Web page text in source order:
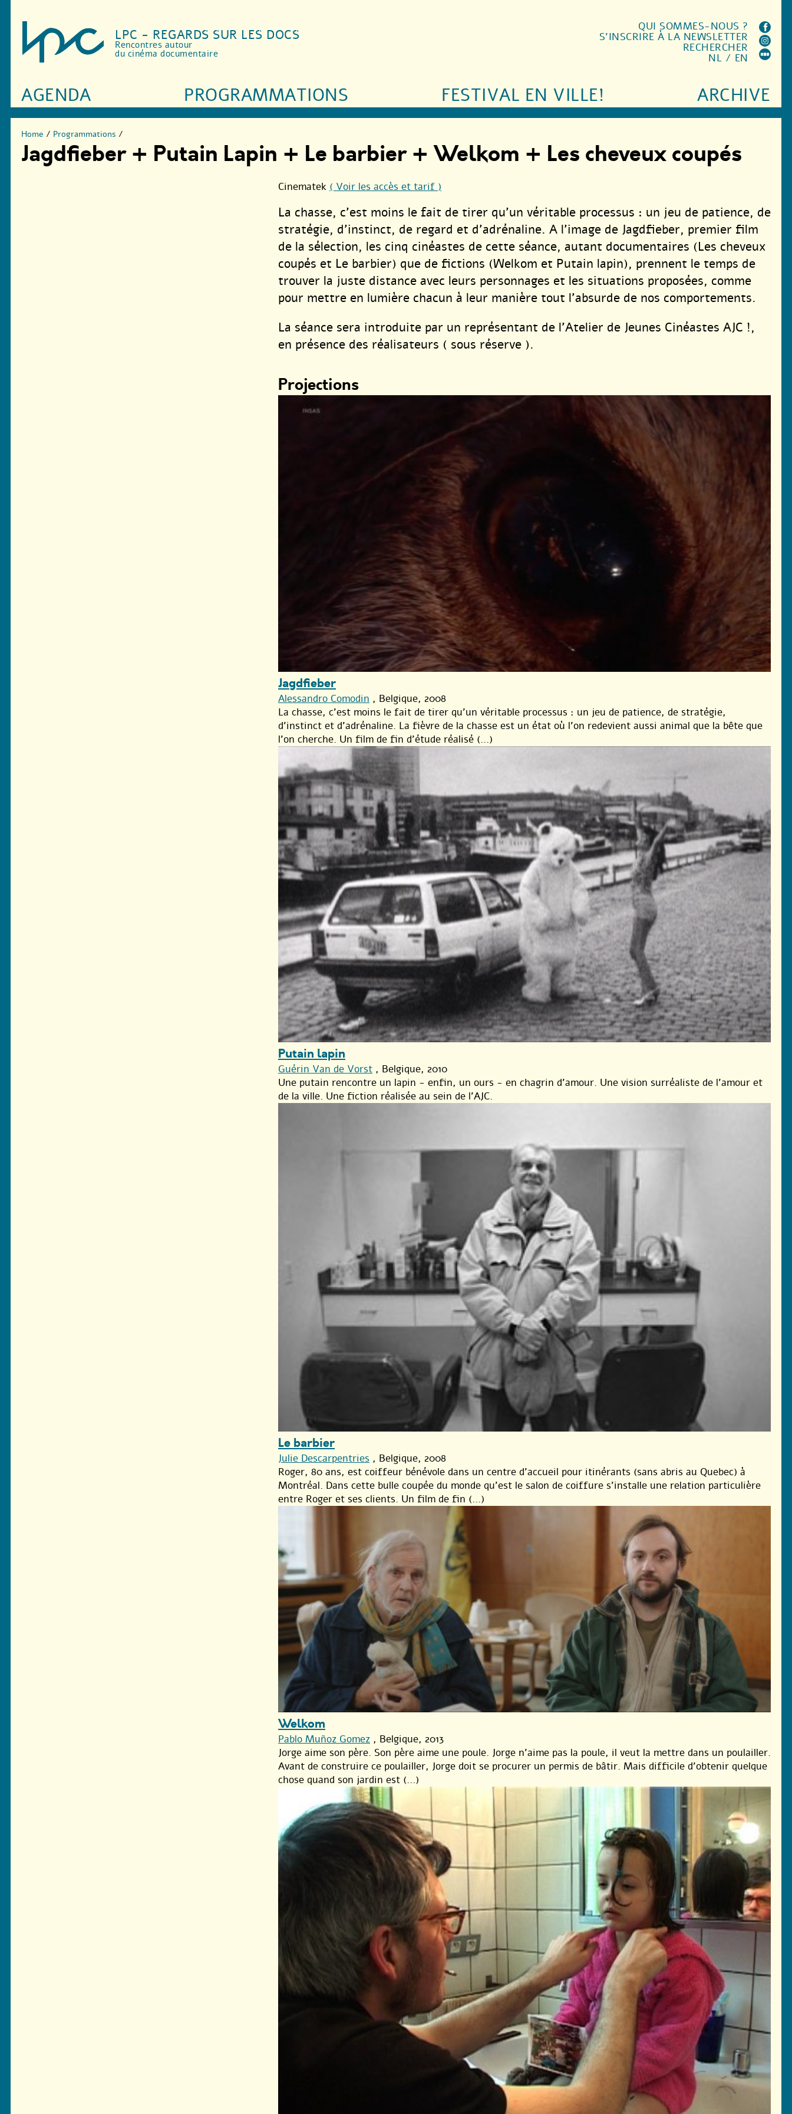
LPC - REGARDS SUR LES DOCS
Rencontres autour
du cinéma documentaire
AGENDA PROGRAMMATIONS FESTIVAL EN VILLE! ARCHIVE
QUI SOMMES-NOUS ?
S'INSCRIRE À LA NEWSLETTER
RECHERCHER
NL / EN
Home / Programmations /
Jagdfieber + Putain Lapin + Le barbier + Welkom + Les cheveux coupés
Cinematek ( Voir les accès et tarif )
La chasse, c’est moins le fait de tirer qu’un véritable processus : un jeu de patience, de
stratégie, d’instinct, de regard et d’adrénaline. A l’image de Jagdfieber, premier film
de la sélection, les cinq cinéastes de cette séance, autant documentaires (Les cheveux
coupés et Le barbier) que de fictions (Welkom et Putain lapin), prennent le temps de
trouver la juste distance avec leurs personnages et les situations proposées, comme
pour mettre en lumière chacun à leur manière tout l’absurde de nos comportements.
La séance sera introduite par un représentant de l’Atelier de Jeunes Cinéastes AJC !,
en présence des réalisateurs ( sous réserve ).
Projections
Jagdfieber
Alessandro Comodin , Belgique, 2008
La chasse, c’est moins le fait de tirer qu’un véritable processus : un jeu de patience, de stratégie,
d’instinct et d’adrénaline. La ﬁèvre de la chasse est un état où l’on redevient aussi animal que la bête que
l’on cherche. Un film de fin d’étude réalisé (...)
Putain lapin
Guérin Van de Vorst , Belgique, 2010
Une putain rencontre un lapin - enfin, un ours - en chagrin d’amour. Une vision surréaliste de l’amour et
de la ville. Une fiction réalisée au sein de l’AJC.
Le barbier
Julie Descarpentries , Belgique, 2008
Roger, 80 ans, est coiffeur bénévole dans un centre d’accueil pour itinérants (sans abris au Quebec) à
Montréal. Dans cette bulle coupée du monde qu’est le salon de coiffure s’installe une relation particulière
entre Roger et ses clients. Un film de fin (...)
Welkom
Pablo Muñoz Gomez , Belgique, 2013
Jorge aime son père. Son père aime une poule. Jorge n’aime pas la poule, il veut la mettre dans un poulailler.
Avant de construire ce poulailler, Jorge doit se procurer un permis de bâtir. Mais difficile d’obtenir quelque
chose quand son jardin est (...)